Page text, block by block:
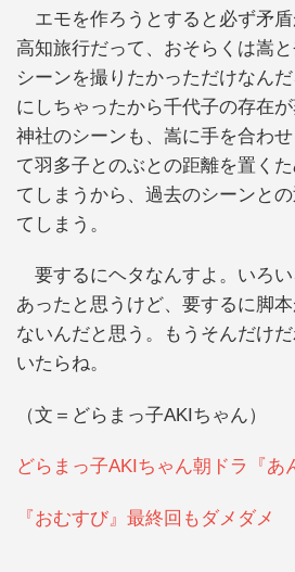
エモを作ろうとすると必ず矛盾
高知旅行だって、おそらくは嵩
シーンを撮りたかっただけなん
にしちゃったから千代子の存在が
神社のシーンも、嵩に手を合わ
て羽多子とのぶとの距離を置く
てしまうから、過去のシーンと
てしまう。
要するにヘタなんすよ。いろ
あったと思うけど、要するに脚
ないんだと思う。もうそんだけ
いたらね。
（文＝どらまっ子AKIちゃん）
どらまっ子AKIちゃん朝ドラ『あ
『おむすび』最終回もダメダメ